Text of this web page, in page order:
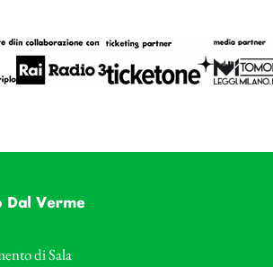
Dal Verme
di Sala